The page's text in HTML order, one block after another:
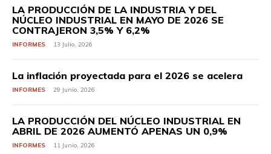
LA PRODUCCIÓN DE LA INDUSTRIA Y DEL
NÚCLEO INDUSTRIAL EN MAYO DE 2026 SE
CONTRAJERON 3,5% Y 6,2%
INFORMES 13 Julio, 2026
La inflación proyectada para el 2026 se acelera
INFORMES 29 Junio, 2026
LA PRODUCCIÓN DEL NÚCLEO INDUSTRIAL EN
ABRIL DE 2026 AUMENTÓ APENAS UN 0,9%
INFORMES 11 Junio, 2026